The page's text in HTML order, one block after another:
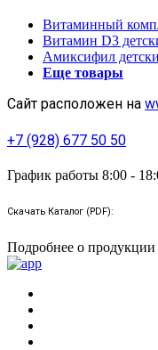
Витаминный
Витамин D3
Амиксифил
Еще товары
Сайт расположен на
+7 (928) 677 50 50
График работы 8:00 -
Скачать Каталог (PDF):
Подробнее о продукции